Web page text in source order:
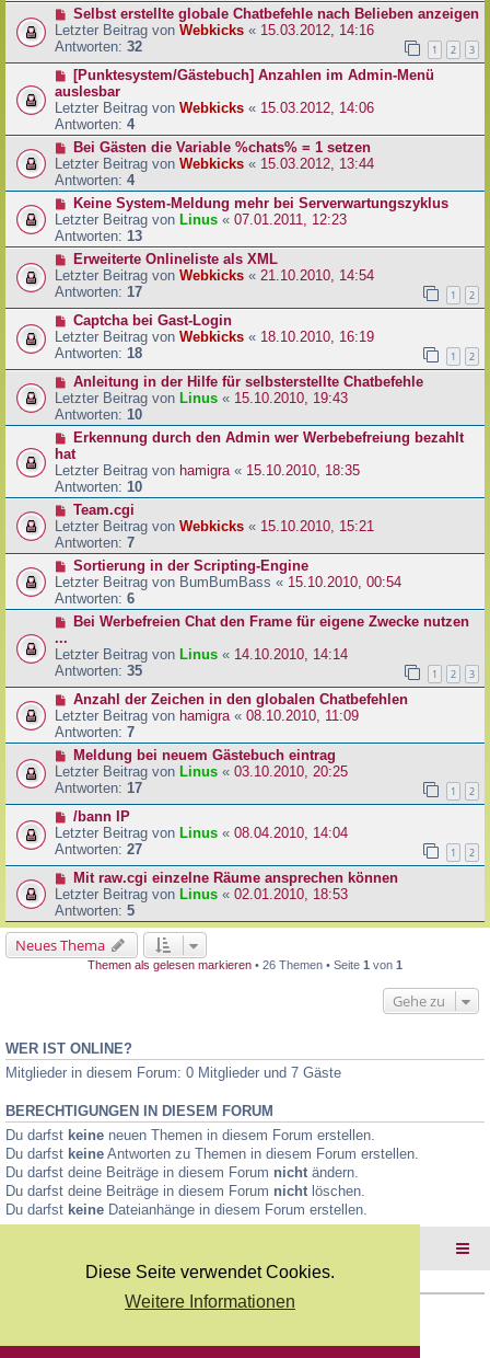
Diese Seite verwendet Cookies.
Weitere Informationen
Selbst erstellte globale Chatbefehle nach Belieben anzeigen
Letzter Beitrag von Webkicks « 15.03.2012, 14:16
Antworten: 32 1 2 3
[Punktesystem/Gästebuch] Anzahlen im Admin-Menü
auslesbar
Letzter Beitrag von Webkicks « 15.03.2012, 14:06
Antworten: 4
Bei Gästen die Variable %chats% = 1 setzen
Letzter Beitrag von Webkicks « 15.03.2012, 13:44
Antworten: 4
Keine System-Meldung mehr bei Serverwartungszyklus
Letzter Beitrag von Linus « 07.01.2011, 12:23
Antworten: 13
Erweiterte Onlineliste als XML
Letzter Beitrag von Webkicks « 21.10.2010, 14:54
Antworten: 17 1 2
Captcha bei Gast-Login
Letzter Beitrag von Webkicks « 18.10.2010, 16:19
Antworten: 18 1 2
Anleitung in der Hilfe für selbsterstellte Chatbefehle
Letzter Beitrag von Linus « 15.10.2010, 19:43
Antworten: 10
Erkennung durch den Admin wer Werbebefreiung bezahlt
hat
Letzter Beitrag von hamigra « 15.10.2010, 18:35
Antworten: 10
Team.cgi
Letzter Beitrag von Webkicks « 15.10.2010, 15:21
Antworten: 7
Sortierung in der Scripting-Engine
Letzter Beitrag von BumBumBass « 15.10.2010, 00:54
Antworten: 6
Bei Werbefreien Chat den Frame für eigene Zwecke nutzen
...
Letzter Beitrag von Linus « 14.10.2010, 14:14
Antworten: 35 1 2 3
Anzahl der Zeichen in den globalen Chatbefehlen
Letzter Beitrag von hamigra « 08.10.2010, 11:09
Antworten: 7
Meldung bei neuem Gästebuch eintrag
Letzter Beitrag von Linus « 03.10.2010, 20:25
Antworten: 17 1 2
/bann IP
Letzter Beitrag von Linus « 08.04.2010, 14:04
Antworten: 27 1 2
Mit raw.cgi einzelne Räume ansprechen können
Letzter Beitrag von Linus « 02.01.2010, 18:53
Antworten: 5
Neues Thema
Themen als gelesen markieren • 26 Themen • Seite 1 von 1
Gehe zu
WER IST ONLINE?
Mitglieder in diesem Forum: 0 Mitglieder und 7 Gäste
BERECHTIGUNGEN IN DIESEM FORUM
Du darfst keine neuen Themen in diesem Forum erstellen.
Du darfst keine Antworten zu Themen in diesem Forum erstellen.
Du darfst deine Beiträge in diesem Forum nicht ändern.
Du darfst deine Beiträge in diesem Forum nicht löschen.
Du darfst keine Dateianhänge in diesem Forum erstellen.
Deutsche Übersetzung durchphpBB.de